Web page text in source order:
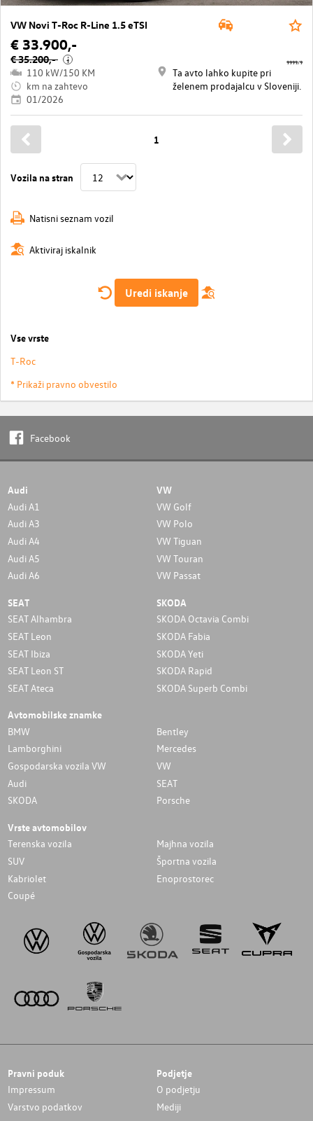
VW Novi T-Roc R-Line 1.5 eTSI
€ 33.900,-
€ 35.200,- i
110 kW/150 KM
km na zahtevo
01/2026
Ta avto lahko kupite pri
želenem prodajalcu v Sloveniji.
9999/9
Vozila na stran
1
Natisni seznam vozil
Aktiviraj iskalnik
Uredi iskanje
Vse vrste
T-Roc
* Prikaži pravno obvestilo
Facebook
Audi
Audi A1
Audi A3
Audi A4
Audi A5
Audi A6
VW
VW Golf
VW Polo
VW Tiguan
VW Touran
VW Passat
SEAT
SEAT Alhambra
SEAT Leon
SEAT Ibiza
SEAT Leon ST
SEAT Ateca
SKODA
SKODA Octavia Combi
SKODA Fabia
SKODA Yeti
SKODA Rapid
SKODA Superb Combi
Avtomobilske znamke
BMW
Bentley
Lamborghini
Mercedes
Gospodarska vozila VW
VW
Audi
SEAT
SKODA
Porsche
Vrste avtomobilov
Terenska vozila
Majhna vozila
SUV
Športna vozila
Kabriolet
Enoprostorec
Coupé
Pravni poduk
Impressum
Varstvo podatkov
Podjetje
O podjetju
Mediji